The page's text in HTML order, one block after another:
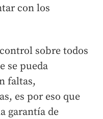
con los
sobre todos
se pueda
faltas,
es por eso que
garantía de